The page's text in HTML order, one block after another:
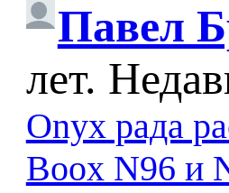
Павел
лет.
Onyx рада
Boox N96 и